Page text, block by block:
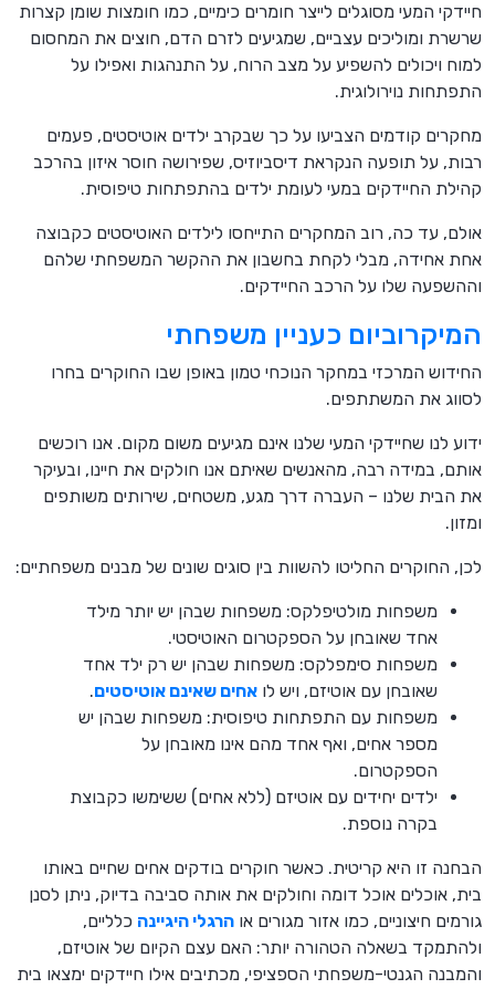
חיידקי המעי מסוגלים לייצר חומרים כימיים, כמו חומצות שומן קצרות
שרשרת ומוליכים עצביים, שמגיעים לזרם הדם, חוצים את המחסום
למוח ויכולים להשפיע על מצב הרוח, על התנהגות ואפילו על
התפתחות נוירולוגית.
מחקרים קודמים הצביעו על כך שבקרב ילדים אוטיסטים, פעמים
רבות, על תופעה הנקראת דיסביוזיס, שפירושה חוסר איזון בהרכב
קהילת החיידקים במעי לעומת ילדים בהתפתחות טיפוסית.
אולם, עד כה, רוב המחקרים התייחסו לילדים האוטיסטים כקבוצה
אחת אחידה, מבלי לקחת בחשבון את ההקשר המשפחתי שלהם
וההשפעה שלו על הרכב החיידקים.
המיקרוביום כעניין משפחתי
החידוש המרכזי במחקר הנוכחי טמון באופן שבו החוקרים בחרו
לסווג את המשתתפים.
ידוע לנו שחיידקי המעי שלנו אינם מגיעים משום מקום. אנו רוכשים
אותם, במידה רבה, מהאנשים שאיתם אנו חולקים את חיינו, ובעיקר
את הבית שלנו – העברה דרך מגע, משטחים, שירותים משותפים
ומזון.
לכן, החוקרים החליטו להשוות בין סוגים שונים של מבנים משפחתיים:
משפחות מולטיפלקס: משפחות שבהן יש יותר מילד
אחד שאובחן על הספקטרום האוטיסטי.
משפחות סימפלקס: משפחות שבהן יש רק ילד אחד
שאובחן עם אוטיזם, ויש לו אחים שאינם אוטיסטים.
משפחות עם התפתחות טיפוסית: משפחות שבהן יש
מספר אחים, ואף אחד מהם אינו מאובחן על
הספקטרום.
ילדים יחידים עם אוטיזם (ללא אחים) ששימשו כקבוצת
בקרה נוספת.
הבחנה זו היא קריטית. כאשר חוקרים בודקים אחים שחיים באותו
בית, אוכלים אוכל דומה וחולקים את אותה סביבה בדיוק, ניתן לסנן
גורמים חיצוניים, כמו אזור מגורים או הרגלי היגיינה כלליים,
ולהתמקד בשאלה הטהורה יותר: האם עצם הקיום של אוטיזם,
והמבנה הגנטי-משפחתי הספציפי, מכתיבים אילו חיידקים ימצאו בית